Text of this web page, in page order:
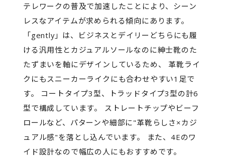
テレワークの普及で加速したことにより、シーン
レスなアイテムが求められる傾向にあります。
「gently」は、ビジネスとデイリーどちらにも履
ける汎用性とカジュアルソールなのに紳士靴のた
たずまいを軸にデザインしているため、 革靴ライ
クにもスニーカーライクにも合わせやすい1足で
す。 コートタイプ3型、トラッドタイプ3型の計6
型で構成しています。 ストレートチップやビーフ
ロールなど、パターンや細部に"革靴らしさ×カジ
ュアル感"を落とし込んでいます。 また、4Eのワ
イド設計なので幅広の人にもおすすめです。